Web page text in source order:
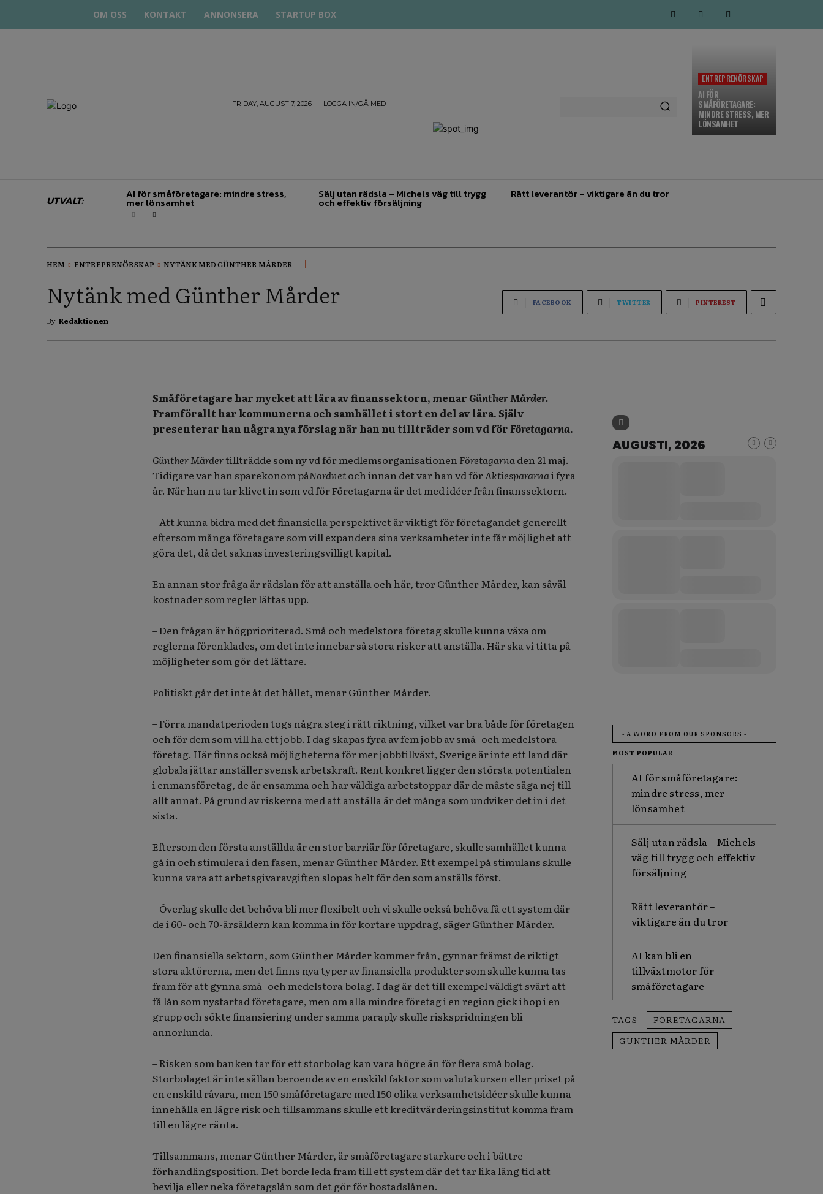
OM OSS KONTAKT ANNONSERA STARTUP BOX
FRIDAY, AUGUST 7, 2026 LOGGA IN/GÅ MED
ENTREPRENÖRSKAP
AI FÖR
SMÅFÖRETAGARE:
MINDRE STRESS, MER
LÖNSAMHET
UTVALT: AI för småföretagare: mindre stress,
mer lönsamhet
Sälj utan rädsla – Michels väg till trygg
och effektiv försäljning
Rätt leverantör – viktigare än du tror
HEM ENTREPRENÖRSKAP NYTÄNK MED GÜNTHER MÅRDER
Nytänk med Günther Mårder
By Redaktionen
FACEBOOK TWITTER PINTEREST
Småföretagare har mycket att lära av finanssektorn, menar Günther Mårder.
Framförallt har kommunerna och samhället i stort en del av lära. Själv
presenterar han några nya förslag när han nu tillträder som vd förFöretagarna.
Günther Mårdertillträdde som ny vd för medlemsorganisationen Företagarnaden 21 maj.
Tidigare var han sparekonom påNordnetoch innan det var han vd förAktiespararnai fyra
år. När han nu tar klivet in som vd för Företagarna är det med idéer från finanssektorn.
– Att kunna bidra med det finansiella perspektivet är viktigt för företagandet generellt
eftersom många företagare som vill expandera sina verksamheter inte får möjlighet att
göra det, då det saknas investeringsvilligt kapital.
En annan stor fråga är rädslan för att anställa och här, tror Günther Mårder, kan såväl
kostnader som regler lättas upp.
– Den frågan är högprioriterad. Små och medelstora företag skulle kunna växa om
reglerna förenklades, om det inte innebar så stora risker att anställa. Här ska vi titta på
möjligheter som gör det lättare.
Politiskt går det inte åt det hållet, menar Günther Mårder.
– Förra mandatperioden togs några steg i rätt riktning, vilket var bra både för företagen
och för dem som vill ha ett jobb. I dag skapas fyra av fem jobb av små- och medelstora
företag. Här finns också möjligheterna för mer jobbtillväxt, Sverige är inte ett land där
globala jättar anställer svensk arbetskraft. Rent konkret ligger den största potentialen
i enmansföretag, de är ensamma och har väldiga arbetstoppar där de måste säga nej till
allt annat. På grund av riskerna med att anställa är det många som undviker det in i det
sista.
Eftersom den första anställda är en stor barriär för företagare, skulle samhället kunna
gå in och stimulera i den fasen, menar Günther Mårder. Ett exempel på stimulans skulle
kunna vara att arbetsgivaravgiften slopas helt för den som anställs först.
– Överlag skulle det behöva bli mer flexibelt och vi skulle också behöva få ett system där
de i 60- och 70-årsåldern kan komma in för kortare uppdrag, säger Günther Mårder.
Den finansiella sektorn, som Günther Mårder kommer från, gynnar främst de riktigt
stora aktörerna, men det finns nya typer av finansiella produkter som skulle kunna tas
fram för att gynna små- och medelstora bolag. I dag är det till exempel väldigt svårt att
få lån som nystartad företagare, men om alla mindre företag i en region gick ihop i en
grupp och sökte finansiering under samma paraply skulle riskspridningen bli
annorlunda.
– Risken som banken tar för ett storbolag kan vara högre än för flera små bolag.
Storbolaget är inte sällan beroende av en enskild faktor som valutakursen eller priset på
en enskild råvara, men 150 småföretagare med 150 olika verksamhetsidéer skulle kunna
innehålla en lägre risk och tillsammans skulle ett kreditvärderingsinstitut komma fram
till en lägre ränta.
Tillsammans, menar Günther Mårder, är småföretagare starkare och i bättre
förhandlingsposition. Det borde leda fram till ett system där det tar lika lång tid att
bevilja eller neka företagslån som det gör för bostadslånen.
AUGUSTI, 2026
- A WORD FROM OUR SPONSORS -
MOST POPULAR
AI för småföretagare:
mindre stress, mer
lönsamhet
Sälj utan rädsla – Michels
väg till trygg och effektiv
försäljning
Rätt leverantör –
viktigare än du tror
AI kan bli en
tillväxtmotor för
småföretagare
TAGS
FÖRETAGARNA
GÜNTHER MÅRDER